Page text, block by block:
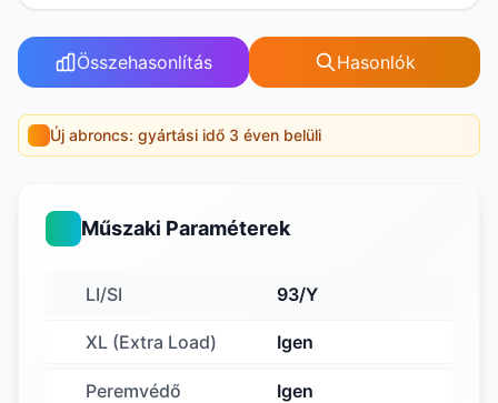
Összehasonlítás Hasonlók
Új abroncs: gyártási idő 3 éven belüli
Műszaki Paraméterek
LI/SI 93/Y
XL (Extra Load) Igen
Peremvédő Igen